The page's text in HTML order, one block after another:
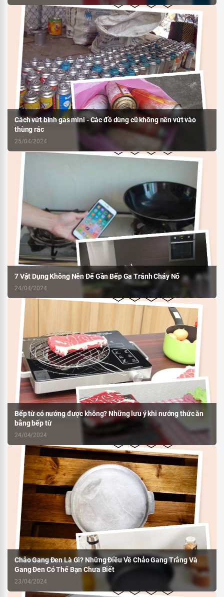
Cách vứt bình gas mini - Các đồ dùng cũ không nên vứt vào
thùng rác
25/04/2024
7 Vật Dụng Không Nên Để Gần Bếp Ga Tránh Cháy Nổ
24/04/2024
Bếp từ có nướng được không? Những lưu ý khi nướng thức ăn
bằng bếp từ
24/04/2024
Chảo Gang Đen Là Gì? Những Điều Về Chảo Gang Trắng Và
Gang Đen Có Thể Bạn Chưa Biết
23/04/2024